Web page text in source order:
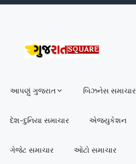
આપણું ગુજરાત બિઝનેસ સમાચાર
દેશ-દુનિયા સમાચાર એજ્યુકેશન
ગેજેટ સમાચાર ઓટો સમાચાર